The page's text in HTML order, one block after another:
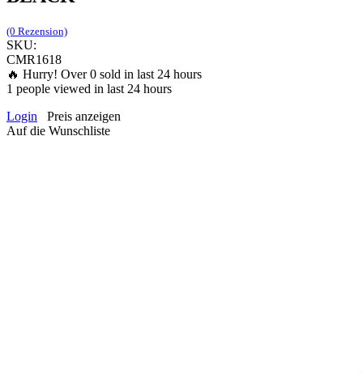
(0 Rezension)
SKU:
CMR1618
🔥 Hurry! Over0 sold in last 24 hours
1 people viewed in last 24 hours
Login
Preis anzeigen
Auf die Wunschliste